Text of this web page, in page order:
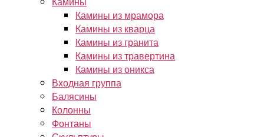
Камины из мрамора
Камины из кварца
Камины из гранита
Камины из травертина
Камины из оникса
Входная группа
Балясины
Колонны
Фонтаны